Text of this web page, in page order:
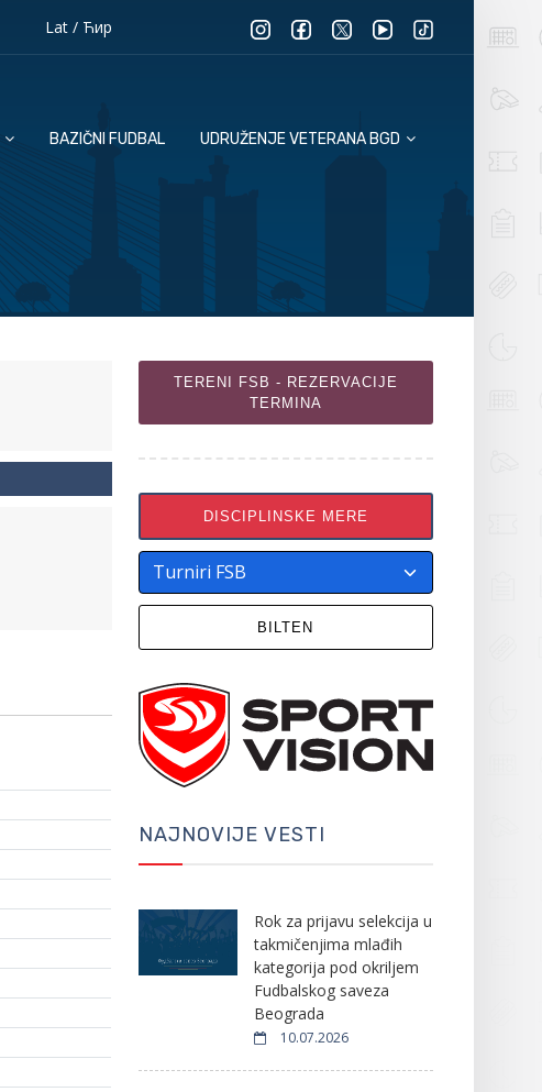
Lat/ Ћир
BAZIČNI FUDBAL UDRUŽENJE VETERANA BGD
TERENI FSB - REZERVACIJE
TERMINA
DISCIPLINSKE MERE
BILTEN
NAJNOVIJE VESTI
Rok za prijavu selekcija u
takmičenjima mlađih
kategorija pod okriljem
Fudbalskog saveza
Beograda
10.07.2026